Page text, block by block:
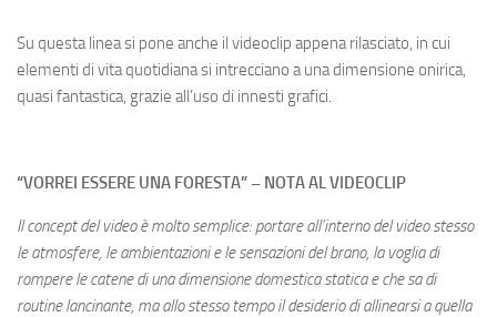
Su questa linea si pone anche il videoclip appena rilasciato, in cui
elementi di vita quotidiana si intrecciano a una dimensione onirica,
quasi fantastica, grazie all’uso di innesti grafici.
“VORREI ESSERE UNA FORESTA” – NOTA AL VIDEOCLIP
Il concept del video è molto semplice: portare all’interno del video stesso
le atmosfere, le ambientazioni e le sensazioni del brano, la voglia di
rompere le catene di una dimensione domestica statica e che sa di
routine lancinante, ma allo stesso tempo il desiderio di allinearsi a quella